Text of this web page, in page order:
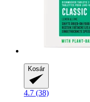
Kosár
4.7 (38)